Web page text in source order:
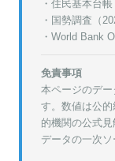
・ 住民基本台帳
・ 国勢調査（
・World Bank
免責事項
本ページのデ
す。数値は公
的機関の公式
データの一次ソ